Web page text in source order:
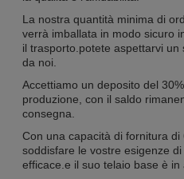
La nostra quantità minima di
verrà imballata in modo sicuro
il trasporto.potete aspettarvi
da noi.
Accettiamo un deposito del
produzione, con il saldo
consegna.
Con una capacità di fornitura
soddisfare le vostre esigenze
efficace.e il suo telaio base è in